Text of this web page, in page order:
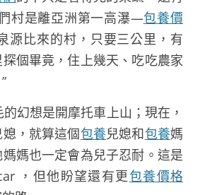
村是離亞洲第一高瀑—包養價
源比來的村，只要三公里，有
個畢竟，住上幾天、吃吃農家
想是開摩托車上山；現在，
，就算這個包養兒媳和包養媽
媽也一定會為兒子忍耐。這是
，但他盼望還有更包養價格